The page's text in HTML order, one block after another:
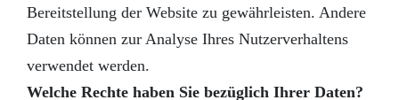
Bereitstellung der Website zu gewährleisten. Andere
Daten können zur Analyse Ihres Nutzerverhaltens
verwendet werden.
Welche Rechte haben Sie bezüglich Ihrer Daten?